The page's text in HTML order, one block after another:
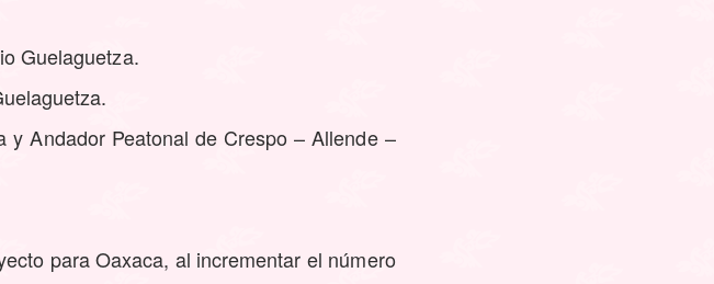
Guelaguetza.
Andador Peatonal de Crespo – Allende –
para Oaxaca, al incrementar el número